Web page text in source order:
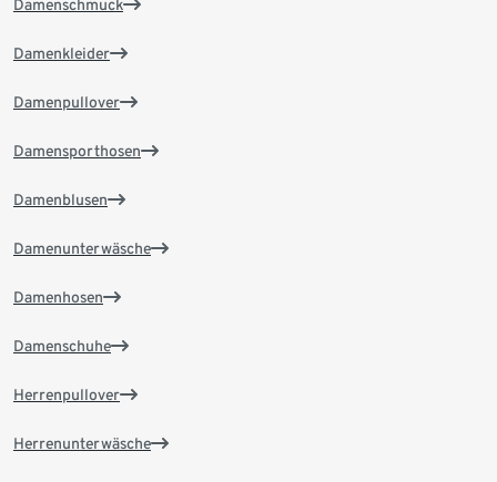
Damenschmuck
Damenkleider
Damenpullover
Damensporthosen
Damenblusen
Damenunterwäsche
Damenhosen
Damenschuhe
Herrenpullover
Herrenunterwäsche